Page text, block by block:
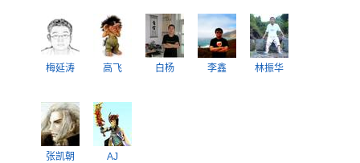
梅延涛 高飞 白杨 李鑫 林振华
张凯朝 AJ